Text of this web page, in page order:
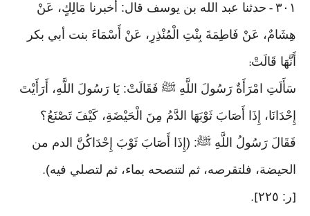
٣٠١ - حدثنا عبد الله بن يوسف قال: أخبرنا مَالِكٍ، عَنْ
هِشَامٌ، عَنْ فَاطِمَةَ بِنْتِ الْمُنْذِرِ، عَنْ أَسْمَاءَ بنت أبي بكر
أَنَّهَا قَالَتْ:
سَأَلَتِ امْرَأَةٌ رَسُولَ اللَّهِ ﷺ فَقَالَتْ: يَا رَسُولَ اللَّهِ، أَرَأَيْتَ
إِحْدَانَا، إِذَا أَصَابَ ثَوْبَهَا الدَّمُ مِنَ الْحَيْضَةِ، كَيْفَ تَصْنَعُ؟
فَقَالَ رَسُولُ اللَّهِ ﷺ: (إِذَا أَصَابَ ثَوْبَ إِحْدَاكُنَّ الدم من
الحيضة، فلتقرصه، ثم لتنصحه بماء، ثم لتصلي فيه).
[ر: ٢٢٥ ].